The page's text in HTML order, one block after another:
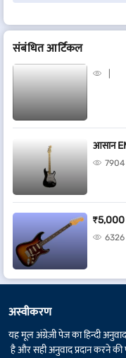
संबंधित आर्टिकल
आसान
7904
₹5,000
6326
अस्वीकरण
यह मूल अंग्रेज़ी पेज का हिन्दी
है और सही अनुवाद प्रदान करने